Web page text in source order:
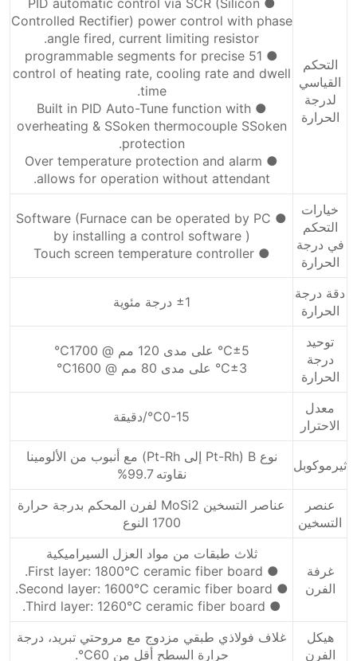
التحكم
القياسي
لدرجة
الحرارة
● PID automatic control via SCR (Silicon
Controlled Rectifier) power control with phase
angle fired, current limiting resistor.
● 51 programmable segments for precise
control of heating rate, cooling rate and dwell
time.
● Built in PID Auto-Tune function with
overheating & SSoken thermocouple SSoken
protection.
● Over temperature protection and alarm
allows for operation without attendant.
خيارات
التحكم
في درجة
الحرارة
● Software (Furnace can be operated by PC
by installing a control software )
● Touch screen temperature controller
دقة درجة
الحرارة
±1 درجة مئوية
توحيد
درجة
الحرارة
±5℃ على مدى 120 مم @ 1700℃
±3℃ على مدى 80 مم @ 1600℃
معدل
الاحترار
0-15℃/دقيقة
ثيرموكوبل
نوع B (Pt-Rh إلى Pt-Rh) مع أنبوب من الألومينا
نقاوته 99.7%
عنصر
التسخين
عناصر التسخين MoSi2 لفرن المحكم بدرجة حرارة
1700 النوع
غرفة
الفرن
ثلاث طبقات من مواد العزل السيراميكية
● First layer: 1800℃ ceramic fiber board.
● Second layer: 1600℃ ceramic fiber board.
● Third layer: 1260℃ ceramic fiber board.
هيكل
الفرن
غلاف فولاذي طبقي مزدوج مع مروحتي تبريد، درجة
حرارة السطح أقل من 60℃.